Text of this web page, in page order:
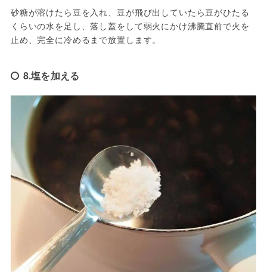
砂糖が溶けたら豆を入れ、豆が飛び出していたら豆がひたる
くらいの水を足し、落し蓋をして弱火にかけ沸騰直前で火を
止め、完全に冷めるまで放置します。
8.塩を加える